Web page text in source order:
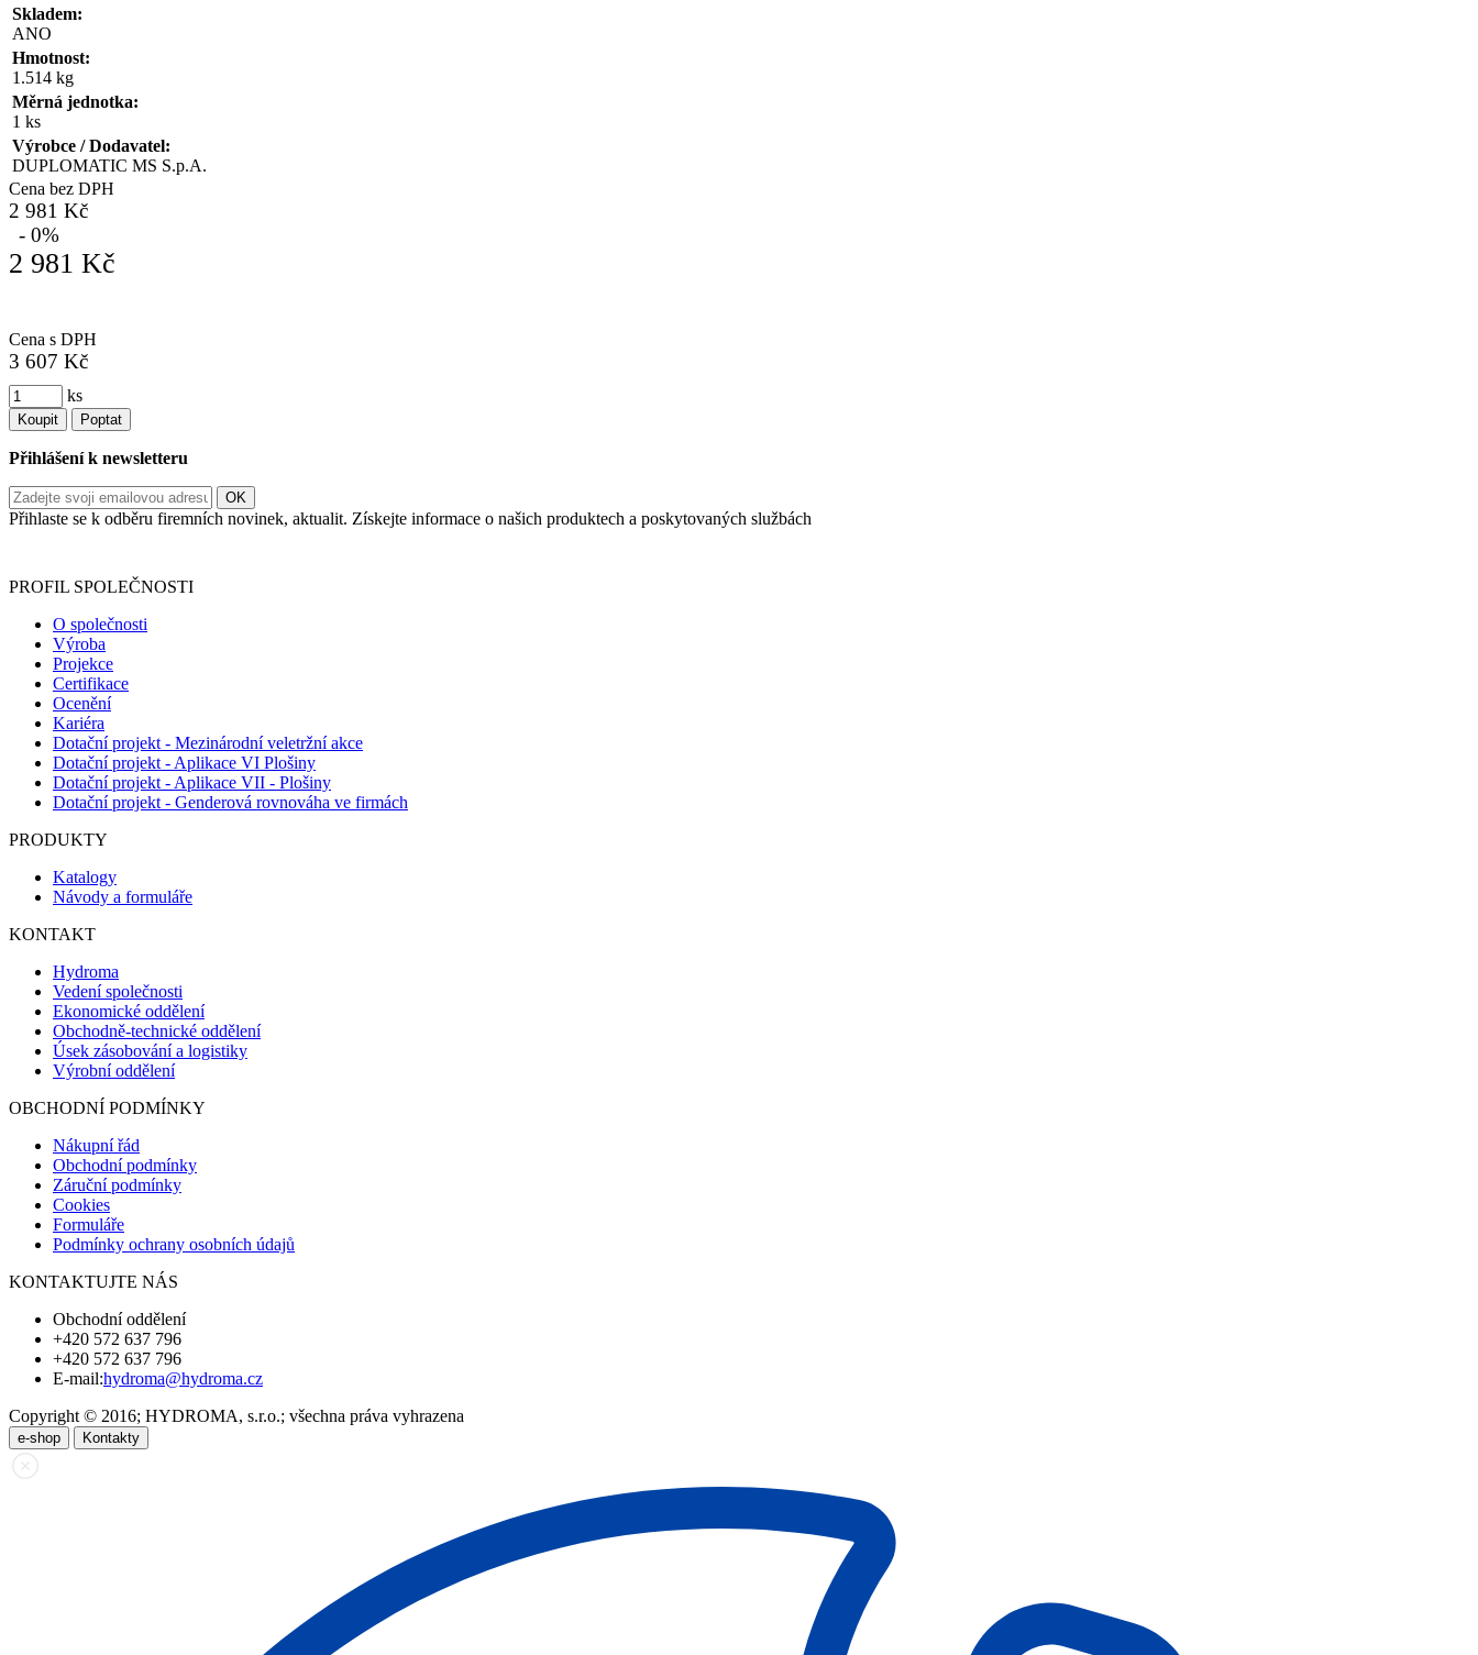
Skladem:
ANO
Hmotnost:
1.514 kg
Měrná jednotka:
1 ks
Výrobce / Dodavatel:
DUPLOMATIC MS S.p.A.
Cena bez DPH
2 981 Kč
- 0%
2 981 Kč
Cena s DPH
3 607 Kč
ks
Koupit Poptat
Přihlášení k newsletteru
Přihlaste se k odběru firemních novinek, aktualit. Získejte informace o našich produktech a poskytovaných službách
PROFIL SPOLEČNOSTI
O společnosti
Výroba
Projekce
Certifikace
Ocenění
Kariéra
Dotační projekt - Mezinárodní veletržní akce
Dotační projekt - Aplikace VI Plošiny
Dotační projekt - Aplikace VII - Plošiny
Dotační projekt - Genderová rovnováha ve firmách
PRODUKTY
Katalogy
Návody a formuláře
KONTAKT
Hydroma
Vedení společnosti
Ekonomické oddělení
Obchodně-technické oddělení
Úsek zásobování a logistiky
Výrobní oddělení
OBCHODNÍ PODMÍNKY
Nákupní řád
Obchodní podmínky
Záruční podmínky
Cookies
Formuláře
Podmínky ochrany osobních údajů
KONTAKTUJTE NÁS
Obchodní oddělení
+420 572 637 796
+420 572 637 796
E-mail:hydroma@hydroma.cz
Copyright © 2016; HYDROMA, s.r.o.; všechna práva vyhrazena
e-shop Kontakty